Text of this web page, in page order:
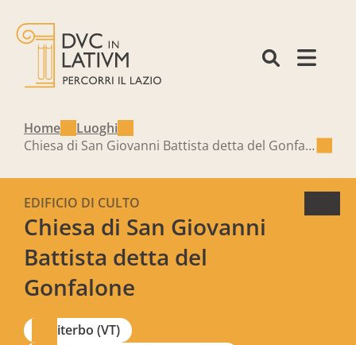
Home
Luoghi
Chiesa di San Giovanni Battista detta del Gonfalone
Chiesa di San Giovanni
Battista detta del
Gonfalone
EDIFICIO DI CULTO
Viterbo (VT)